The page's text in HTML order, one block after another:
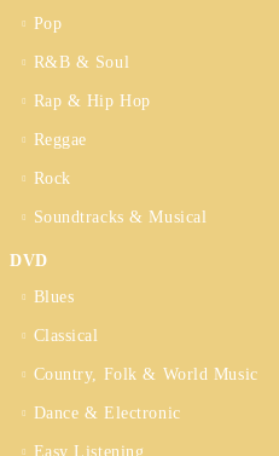
Pop
R&B & Soul
Rap & Hip Hop
Reggae
Rock
Soundtracks & Musical
DVD
Blues
Classical
Country, Folk & World Music
Dance & Electronic
Easy Listening